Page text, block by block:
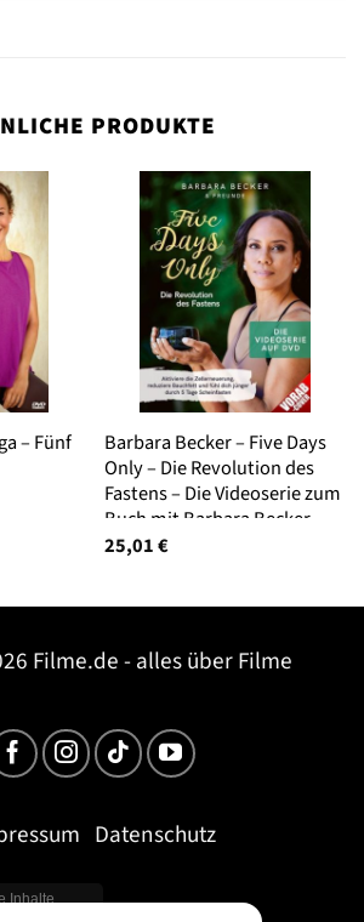
PRODUKTE
– Fünf
Barbara Becker – Five Days
Only – Die Revolution des
Fastens – Die Videoserie zum
Buch mit Barbara Becker
25,01€
Filme.de - alles über Filme
Datenschutz